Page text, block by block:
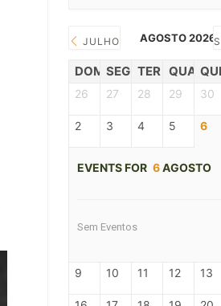
JULHO AGOSTO 2026
DOM SEG TER QUAR
26 27 28 29 30
2 3 4 5 6
EVENTS FOR 6AGOSTO
Sem Eventos
9 10 11 12 13